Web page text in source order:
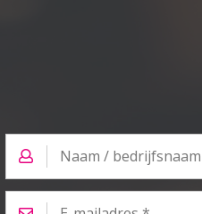
bedrijfsnaam
E-
mailadres